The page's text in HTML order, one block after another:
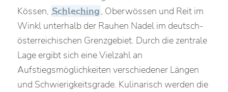
Kössen, Schleching, Oberwössen und Reit im
Winkl unterhalb der Rauhen Nadel im deutsch-
österreichischen Grenzgebiet. Durch die zentrale
Lage ergibt sich eine Vielzahl an
Aufstiegsmöglichkeiten verschiedener Längen
und Schwierigkeitsgrade. Kulinarisch werden die